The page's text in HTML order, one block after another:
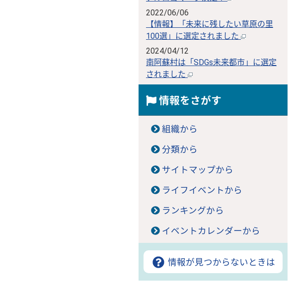
2022/06/06
【情報】「未来に残したい草原の里
100選」に選定されました
2024/04/12
南阿蘇村は「SDGs未来都市」に選定
されました
情報をさがす
組織から
分類から
サイトマップから
ライフイベントから
ランキングから
イベントカレンダーから
情報が見つからないときは